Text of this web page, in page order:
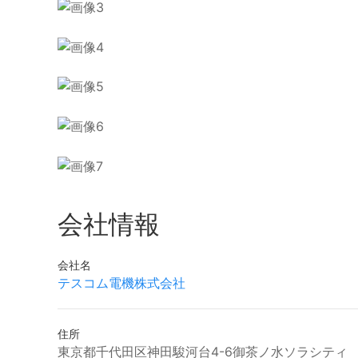
会社情報
会社名
テスコム電機株式会社
住所
東京都千代田区神田駿河台4-6御茶ノ水ソラシテ